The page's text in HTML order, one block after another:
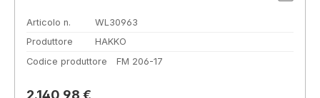
Articolo n.
WL30963
Produttore
HAKKO
Codice produttore
FM 206-17
Prezzo normale: